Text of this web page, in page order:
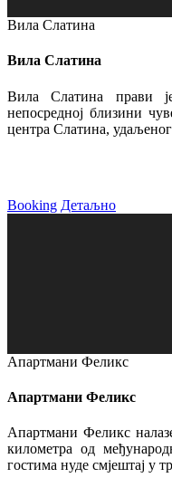
Вила Слатина
Вила Слатина
Вила Слатина прави
непосредној близини
центра Слатина,
Booking Детаљно
Апартмани Феликс
Апартмани Феликс
Апартмани Феликс
километра од
гостима нуде смјештај у